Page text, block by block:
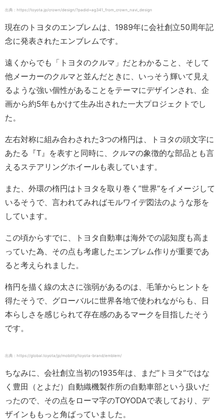
出典：https://toyota.jp/crown/design/?padid=ag341_from_crown_navi_design
現在のトヨタのエンブレムは、1989年に会社創立50周年記
念に発表されたエンブレムです。
遠くからでも「トヨタのクルマ」だとわかること、そして
他メーカーのクルマと並んだときに、いっそう輝いて見え
るような強い個性があることをテーマにデザインされ、企
画から約5年もかけて生み出された一大プロジェクトでし
た。
左右対称に組み合わされた3つの楕円は、トヨタの頭文字に
あたる『T』を表すと同時に、クルマの象徴的な部品とも言
えるステアリングホイールも表しています。
また、外環の楕円はトヨタを取り巻く”世界”をイメージして
いるそうで、言われてみればモルワイデ図法のような形を
しています。
この頃からすでに、トヨタ自動車は海外での認知度も高ま
っていた為、その点も考慮したエンブレム作りが重要であ
ると考えられました。
楕円を描く線の太さに強弱があるのは、毛筆からヒントを
得たそうで、グローバルに世界各地で使われながらも、日
本らしさを感じられて存在感のあるマークを目指したそう
です。
出典：https://global.toyota/jp/mobility/toyota-brand/emblem/
ちなみに、会社創立当初の1935年は、まだ”トヨタ”ではな
く豊田（とよだ）自動織機製作所の自動車部という扱いだ
ったので、その点をローマ字のTOYODAで表しており、デ
ザインももっと角ばっていました。